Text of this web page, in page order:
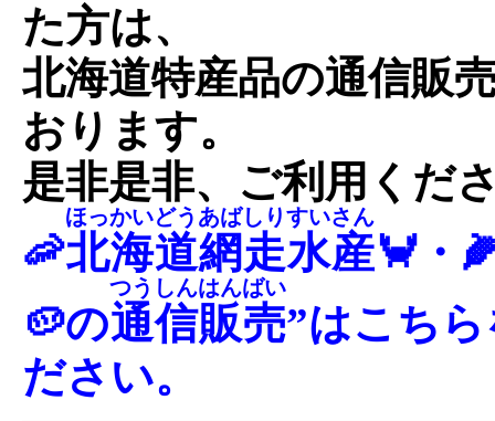
た方は、
北海道特産品の通信販
おります。
是非是非、ご利用くだ
🦐北海道網走水産
ほっかいどうあばしりすいさん
🦀・
🥔の通信販売
つうしんはんばい
”はこち
ださい。